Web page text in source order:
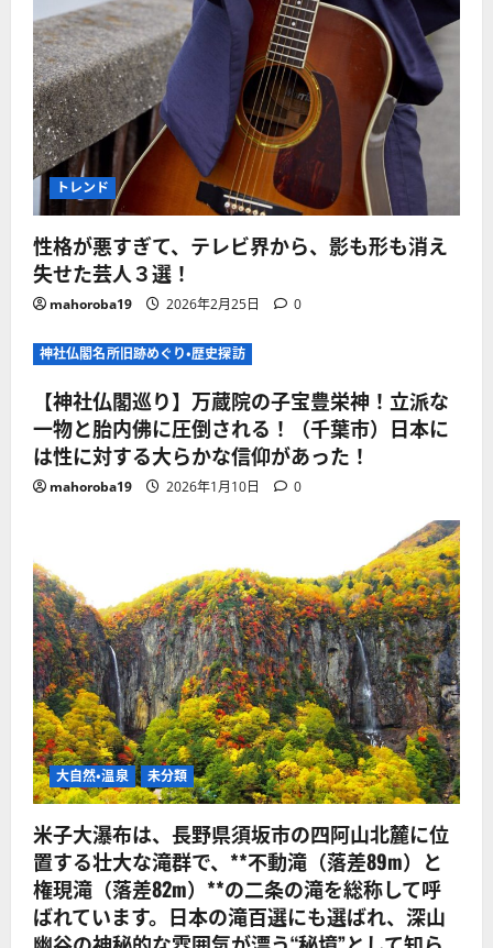
トレンド
性格が悪すぎて、テレビ界から、影も形も消え
失せた芸人３選！
mahoroba19 2026年2月25日 0
神社仏閣名所旧跡めぐり・歴史探訪
【神社仏閣巡り】万蔵院の子宝豊栄神！立派な
一物と胎内佛に圧倒される！（千葉市）日本に
は性に対する大らかな信仰があった！
mahoroba19 2026年1月10日 0
大自然・温泉 未分類
米子大瀑布は、長野県須坂市の四阿山北麓に位
置する壮大な滝群で、**不動滝（落差89m）と
権現滝（落差82m）**の二条の滝を総称して呼
ばれています。日本の滝百選にも選ばれ、深山